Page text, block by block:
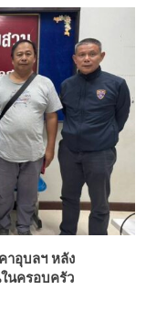
าอุบลฯ หลัง
นครอบครัว